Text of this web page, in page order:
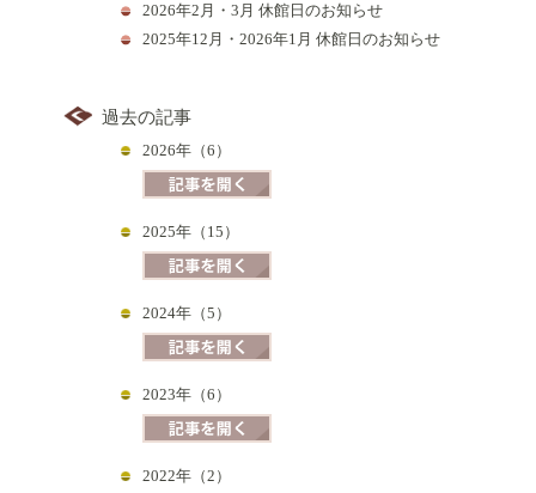
2026年2月・3月 休館日のお知らせ
2025年12月・2026年1月 休館日のお知らせ
過去の記事
2026年（6）
2025年（15）
2024年（5）
2023年（6）
2022年（2）